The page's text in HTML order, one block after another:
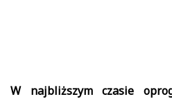
W najbliższym czasie